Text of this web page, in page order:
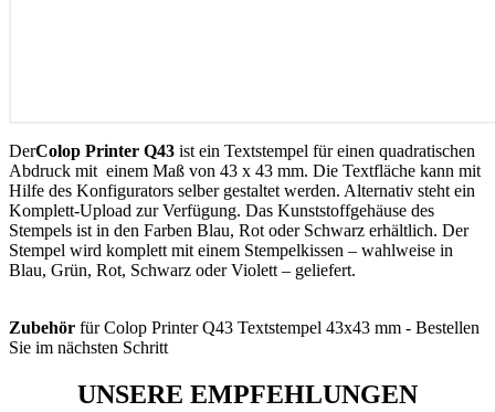
DerColop Printer Q43 ist ein Textstempel für einen quadratischen
Abdruck mit einem Maß von 43 x 43 mm. Die Textfläche kann mit
Hilfe des Konfigurators selber gestaltet werden. Alternativ steht ein
Komplett-Upload zur Verfügung. Das Kunststoffgehäuse des
Stempels ist in den Farben Blau, Rot oder Schwarz erhältlich. Der
Stempel wird komplett mit einem Stempelkissen – wahlweise in
Blau, Grün, Rot, Schwarz oder Violett – geliefert.
Zubehör für Colop Printer Q43 Textstempel 43x43 mm - Bestellen
Sie im nächsten Schritt
UNSERE EMPFEHLUNGEN